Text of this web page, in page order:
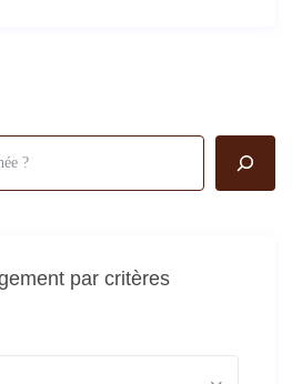
par critères